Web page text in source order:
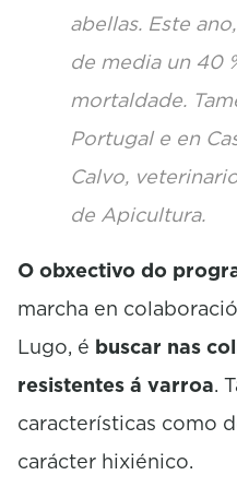
abellas. Este
de media un 40
mortaldade.
Portugal e en
Calvo,
de Apicultura.
O obxectivo do
marcha en
Lugo, é buscar nas
resistentes á varroa.
características como
carácter hixiénico.